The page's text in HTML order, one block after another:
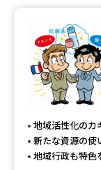
学問のミニ講義「夢ナ
学問の教科書
Ｑ＆Ａ よくあるご質問
地域活性化のカ
新たな資源の使
地域行政も特色